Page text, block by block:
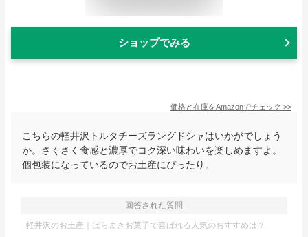
ショップでみる
価格と在庫をAmazonでチェック >>
こちらの軽井沢トルタチーズラングドシャはいかがでしょう
か。さくさく食感と濃厚でコク深い味わいを楽しめますよ。
個包装になっているのでお土産にぴったり。
回答された質問
軽井沢のお土産｜ばらまきお菓子で喜ばれる人気のおすすめは？